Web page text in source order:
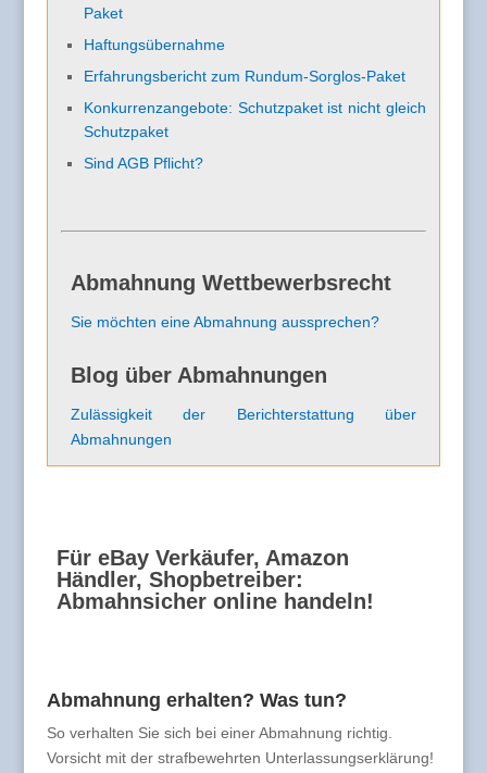
Paket
Haftungsübernahme
Erfahrungsbericht zum Rundum-Sorglos-Paket
Konkurrenzangebote: Schutzpaket ist nicht gleich
Schutzpaket
Sind AGB Pflicht?
Abmahnung Wettbewerbsrecht
Sie möchten eine Abmahnung aussprechen?
Blog über Abmahnungen
Zulässigkeit der Berichterstattung über
Abmahnungen
Für eBay Verkäufer, Amazon
Händler, Shopbetreiber:
Abmahnsicher online handeln!
Abmahnung erhalten? Was tun?
So verhalten Sie sich bei einer Abmahnung richtig.
Vorsicht mit der strafbewehrten Unterlassungserklärung!